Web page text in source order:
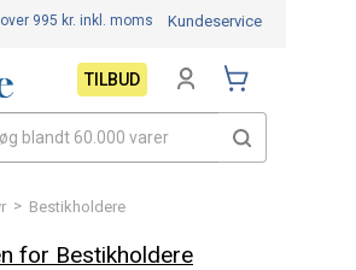
> Bestikholdere
for Bestikholdere
995 kr. inkl. moms Kundeservice
TILBUD